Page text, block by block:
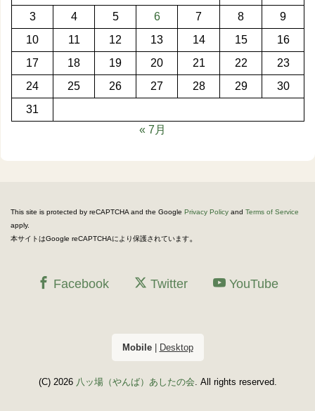
3
4 5 6 7 8
9
10
11 12 13 14 15
16
17
18 19 20 21 22
23
24
25 26 27 28 29
30
31
« 7月
This site is protected by reCAPTCHA and the Google Privacy Policy and Terms of Service
apply.
本サイトはGoogle reCAPTCHAにより保護されています。
Facebook Twitter YouTube
Mobile| Desktop
(C) 2026 八ッ場（やんば）あしたの会. All rights reserved.